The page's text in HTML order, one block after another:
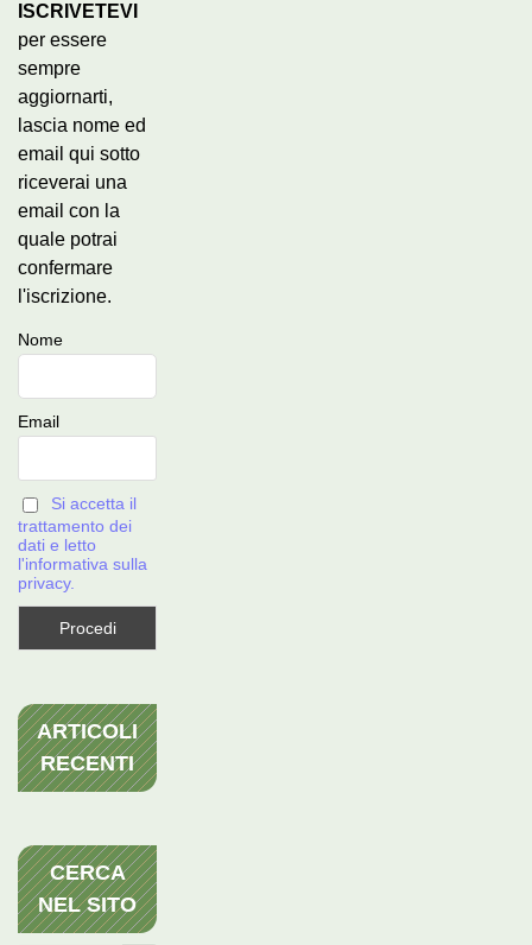
ISCRIVETEVI
per essere
sempre
aggiornarti,
lascia nome ed
email qui sotto
riceverai una
email con la
quale potrai
confermare
l'iscrizione.
Nome
Email
Si accetta il
trattamento dei
dati e letto
l'informativa sulla
privacy.
ARTICOLI
RECENTI
CERCA
NEL SITO